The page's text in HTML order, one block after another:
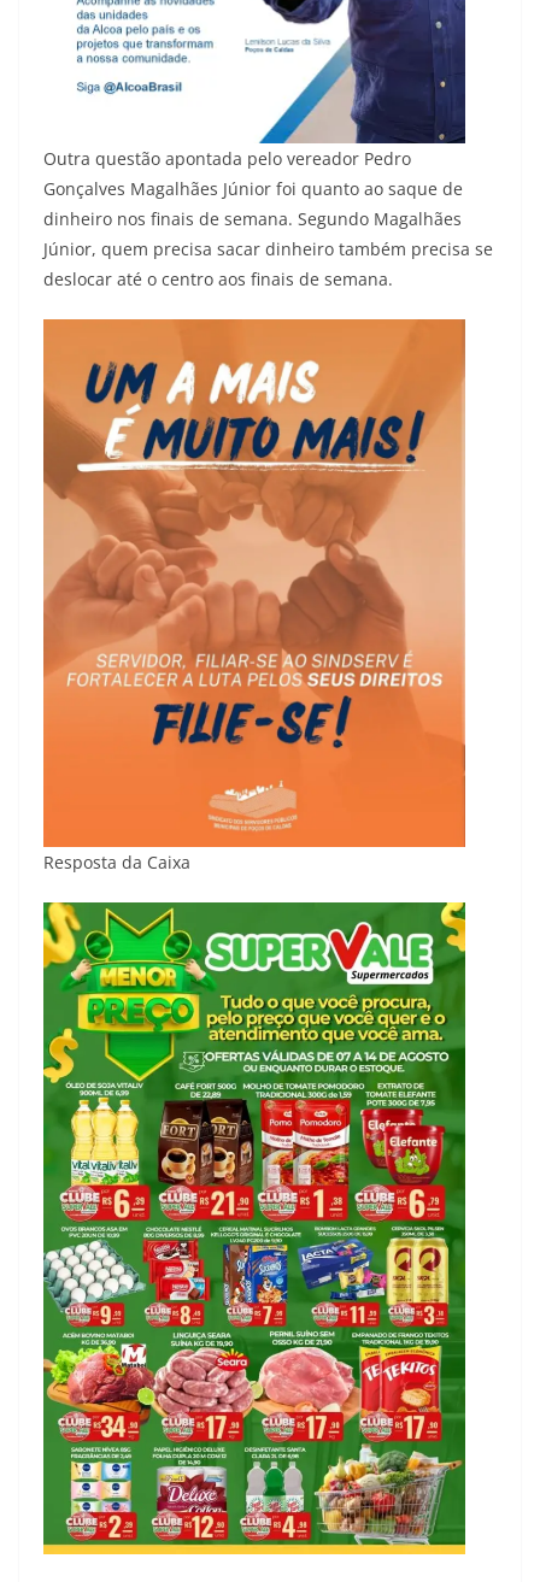
Outra questão apontada pelo vereador Pedro
Gonçalves Magalhães Júnior foi quanto ao saque de
dinheiro nos finais de semana. Segundo Magalhães
Júnior, quem precisa sacar dinheiro também precisa se
deslocar até o centro aos finais de semana.
Resposta da Caixa